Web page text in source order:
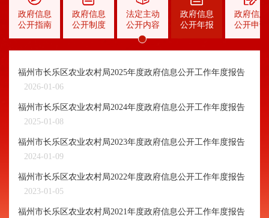
政府信息
公开指南
政府信息
公开制度
法定主动
公开内容
政府信息
公开年报
政府信息
公开申请
福州市长乐区农业农村局2025年度政府信息公开工作年度报告
2026-01-06
福州市长乐区农业农村局2024年度政府信息公开工作年度报告
2025-01-08
福州市长乐区农业农村局2023年度政府信息公开工作年度报告
2024-01-09
福州市长乐区农业农村局2022年度政府信息公开工作年度报告
2023-01-05
福州市长乐区农业农村局2021年度政府信息公开工作年度报告